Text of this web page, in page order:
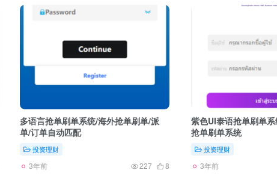
多语言抢单刷单系统/海外抢单刷单/派
单/订单自动匹配
投资理财
3年前 227 8
紫色UI泰语抢单刷单
抢单刷单系统
投资理财
3年前